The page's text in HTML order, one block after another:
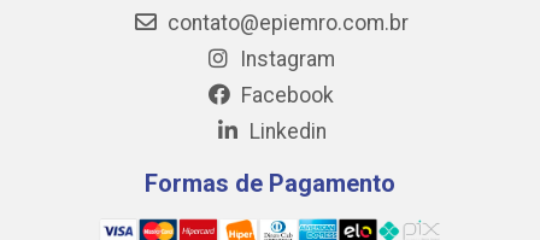
contato@epiemro.com.br
Instagram
Facebook
Linkedin
Formas de Pagamento